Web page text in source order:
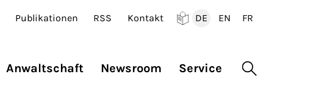
Publikationen RSS Kontakt
DE
EN
FR
Anwaltschaft Newsroom Service Suche